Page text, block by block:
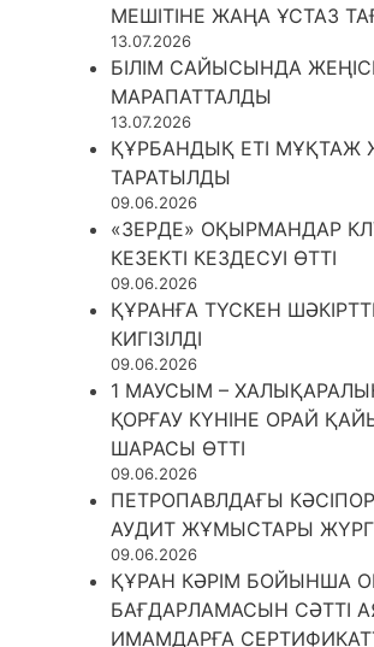
МЕШІТІНЕ ЖАҢА ҰСТАЗ
13.07.2026
БІЛІМ САЙЫСЫНДА
МАРАПАТТАЛДЫ
13.07.2026
ҚҰРБАНДЫҚ ЕТІ МҰҚТАЖ
ТАРАТЫЛДЫ
09.06.2026
«ЗЕРДЕ» ОҚЫРМАНДАР
КЕЗЕКТІ КЕЗДЕСУІ ӨТТІ
09.06.2026
ҚҰРАНҒА ТҮСКЕН
КИГІЗІЛДІ
09.06.2026
1 МАУСЫМ –
ҚОРҒАУ КҮНІНЕ ОРАЙ
ШАРАСЫ ӨТТІ
09.06.2026
ПЕТРОПАВЛДАҒЫ
АУДИТ ЖҰМЫСТАРЫ
09.06.2026
ҚҰРАН КӘРІМ БОЙЫНША
БАҒДАРЛАМАСЫН СӘТТІ
ИМАМДАРҒА